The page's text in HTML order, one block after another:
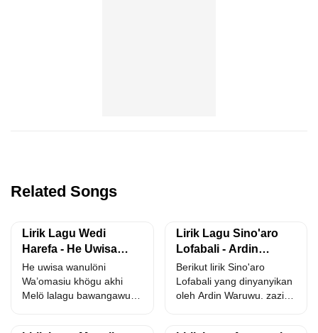
Related Songs
Lirik Lagu Wedi
Harefa - He Uwisa
Wanulöni
He uwisa wanulöni
Wa’omasiu khögu akhi
Melö lalagu bawangawuli
Lirik Lagu Sino'aro
Lofabali - Ardin
Waruwu
Berikut lirik Sino'aro
Lofabali yang dinyanyikan
oleh Ardin Waruwu. zaziu